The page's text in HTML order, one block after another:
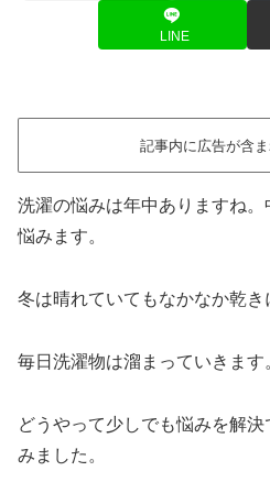
LINE
記事内に広告が含ま
洗濯の悩みは年中ありますね。
悩みます。
冬は晴れていてもなかなか乾き
毎日洗濯物は溜まっていきます
どうやって少しでも悩みを解
みました。